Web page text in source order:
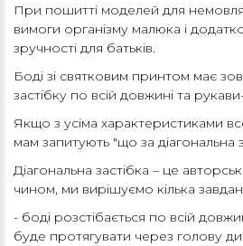
При пошитті моделей для
вимоги організму малюка і
зручності для батьків.
Боді зі святковим принтом має
застібку по всій довжині та
Якщо з усіма характеристиками
мам запитують "що за діагональна
Діагональна застібка – це
чином, ми вирішуємо кілька
- боді розстібається по всій
буде протягувати через голову